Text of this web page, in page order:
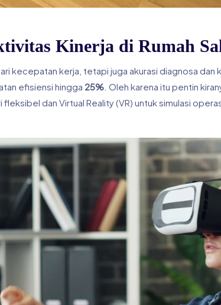
Kinerja di Rumah
kecepatan kerja, tetapi juga akurasi diagnosa dan
efisiensi hingga 25% . Oleh karena itu pentin
dan Virtual Reality (VR) untuk simulasi